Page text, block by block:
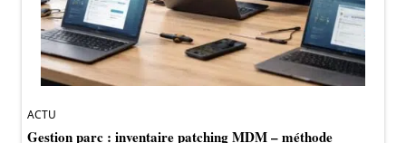
ACTU
Gestion parc : inventaire patching MDM – méthode